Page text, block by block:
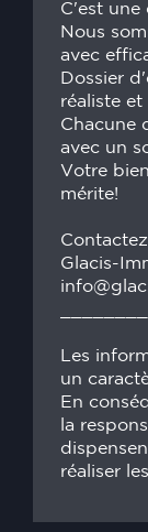
C'est une
Nous
avec
Dossier
réaliste
Chacune
avec un
Votre
mérite!
Glacis-
Les
un
En
la
réaliser